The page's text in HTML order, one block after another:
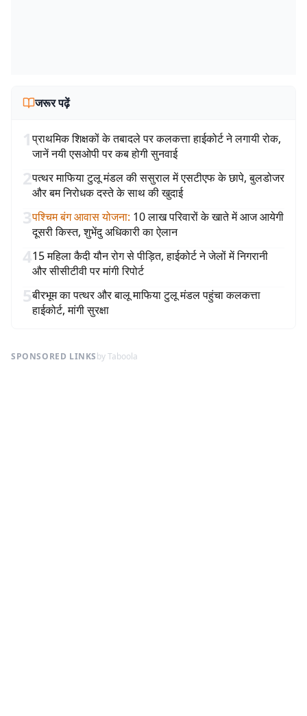
जरूर पढ़ें
1प्राथमिक शिक्षकों के तबादले पर कलकत्ता हाईकोर्ट ने लगायी रोक,
जानें नयी एसओपी पर कब होगी सुनवाई
2पत्थर माफिया टुलू मंडल की ससुराल में एसटीएफ के छापे, बुलडोजर
और बम निरोधक दस्ते के साथ की खुदाई
3पश्चिम बंग आवास योजना: 10 लाख परिवारों के खाते में आज आयेगी
दूसरी किस्त, शुभेंदु अधिकारी का ऐलान
415 महिला कैदी यौन रोग से पीड़ित, हाईकोर्ट ने जेलों में निगरानी
और सीसीटीवी पर मांगी रिपोर्ट
5बीरभूम का पत्थर और बालू माफिया टुलू मंडल पहुंचा कलकत्ता
हाईकोर्ट, मांगी सुरक्षा
SPONSORED LINKSby Taboola